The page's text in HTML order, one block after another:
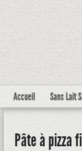
Accueil Sans Lait
Pâte à pizza